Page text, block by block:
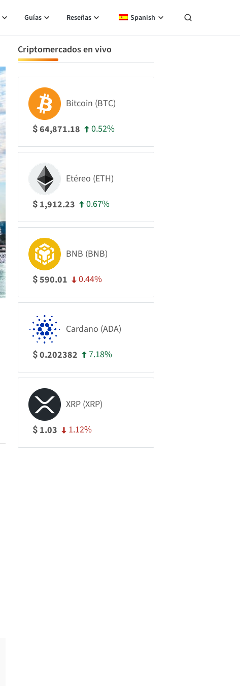
Guías Reseñas Spanish
Criptomercados en vivo
Bitcoin (BTC)
$64,871.18 0.52%
Etéreo (ETH)
$ 1,912.23 0.67%
BNB (BNB)
$590.01 0.44%
Cardano (ADA)
$0.202382 7.18%
XRP (XRP)
$ 1.03 1.12%